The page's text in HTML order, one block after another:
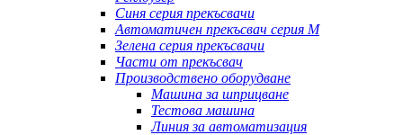
Синя серия прекъсвачи
Автоматичен прекъсвач серия M
Зелена серия прекъсвачи
Части от прекъсвач
Производствено оборудване
Машина за шприцване
Тестова машина
Линия за автоматизация